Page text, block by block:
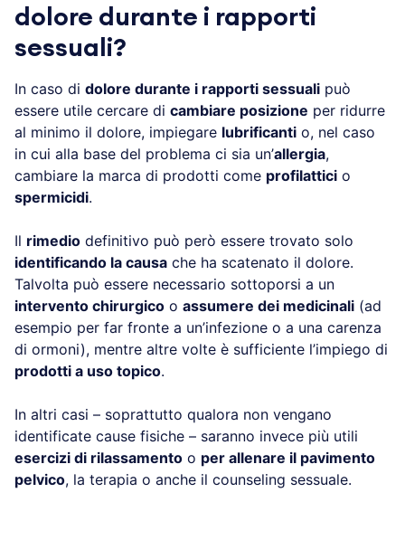
dolore durante i rapporti
sessuali?
In caso di dolore durante i rapporti sessuali può
essere utile cercare di cambiare posizione per ridurre
al minimo il dolore, impiegare lubrificanti o, nel caso
in cui alla base del problema ci sia un’allergia,
cambiare la marca di prodotti come profilattici o
spermicidi.
Il rimedio definitivo può però essere trovato solo
identificando la causa che ha scatenato il dolore.
Talvolta può essere necessario sottoporsi a un
intervento chirurgico o assumere dei medicinali (ad
esempio per far fronte a un’infezione o a una carenza
di ormoni), mentre altre volte è sufficiente l’impiego di
prodotti a uso topico.
In altri casi – soprattutto qualora non vengano
identificate cause fisiche – saranno invece più utili
esercizi di rilassamento o per allenare il pavimento
pelvico, la terapia o anche il counseling sessuale.